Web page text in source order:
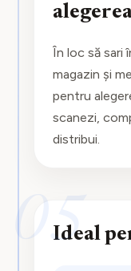
În loc să sari
magazin și
pentru
scanezi,
distribui.
05
Ideal